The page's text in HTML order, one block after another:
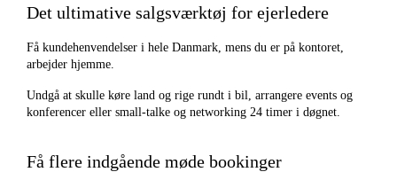
Det ultimative salgsværktøj for ejerledere
Få kundehenvendelser i hele Danmark, mens du er på kontoret,
arbejder hjemme.
Undgå at skulle køre land og rige rundt i bil, arrangere events og
konferencer eller small-talke og networking 24 timer i døgnet.
Få flere indgående møde bookinger